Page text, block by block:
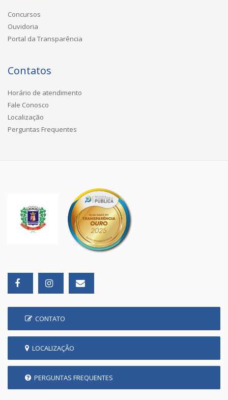
Concursos
Ouvidoria
Portal da Transparência
Contatos
Horário de atendimento
Fale Conosco
Localização
Perguntas Frequentes
CONTATO
LOCALIZAÇÃO
PERGUNTAS FREQUENTES